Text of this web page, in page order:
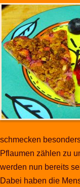
schmecken
Pflaumen zählen zu
werden nun bereits
Dabei haben die